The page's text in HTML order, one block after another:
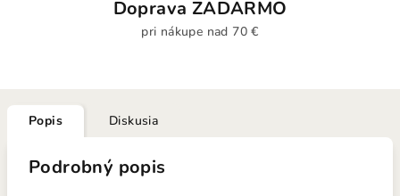
Doprava ZADARMO
pri nákupe nad 70 €
Popis Diskusia
Podrobný popis